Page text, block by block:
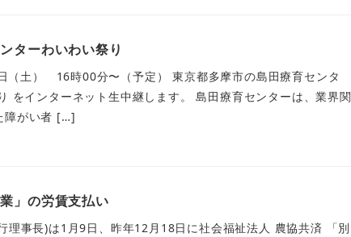
ターわいわい祭り
（土） 16時00分〜（予定） 東京都多摩市の島田療育センタ
をインターネット生中継します。 島田療育センターは、業界関
障がい者 […]
」の労賃支払い
理事長)は1月9日、昨年12月18日に社会福祉法人 農協共済 「別